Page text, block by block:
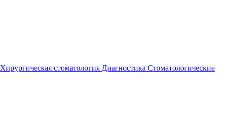
Хирургическая стоматология Диагностика Стоматологические